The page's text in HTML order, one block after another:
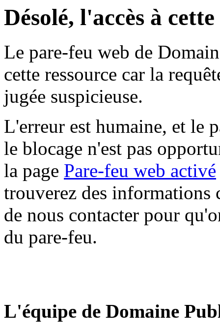
Désolé, l'accès à
Le pare-feu web de
cette ressource car la
jugée suspicieuse.
L'erreur est humaine, et le
le blocage n'est pas
la page Pare-feu web activé
trouverez des informations
de nous contacter pour
du pare-feu.
L'équipe de Domaine